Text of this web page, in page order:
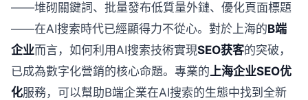
——堆砌關鍵詞、批量發布低質量外鏈、優化頁面標題
——在AI搜索時代已經顯得力不從心。對於上海的B端
企业而言，如何利用AI搜索技術實現SEO获客的突破，
已成為數字化營銷的核心命題。專業的上海企业SEO优
化服務，可以幫助B端企業在AI搜索的生態中找到全新